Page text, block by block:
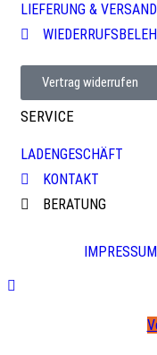
LIEFERUNG & VERSAND
Vertrag widerrufen
SERVICE
LADENGESCHÄFT
KONTAKT
BERATUNG
IMPRESSUM